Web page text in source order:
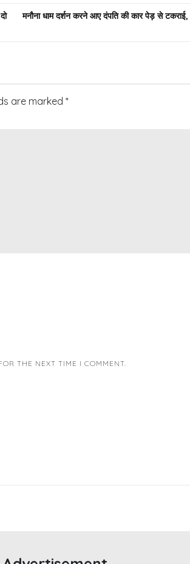
मनौना धाम दर्शन करने आए दंपति की कार पेड़ से टकराई,
are marked *
THE NEXT TIME I COMMENT.